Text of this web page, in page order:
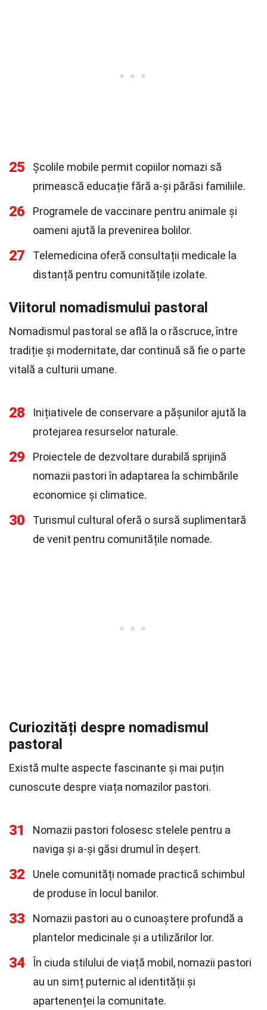
25
Școlile mobile permit copiilor nomazi să
primească educație fără a-și părăsi familiile.
26
Programele de vaccinare pentru animale și
oameni ajută la prevenirea bolilor.
27
Telemedicina oferă consultații medicale la
distanță pentru comunitățile izolate.
Viitorul nomadismului pastoral
Nomadismul pastoral se află la o răscruce, între
tradiție și modernitate, dar continuă să fie o parte
vitală a culturii umane.
28
Inițiativele de conservare a pășunilor ajută la
protejarea resurselor naturale.
29
Proiectele de dezvoltare durabilă sprijină
nomazii pastori în adaptarea la schimbările
economice și climatice.
30
Turismul cultural oferă o sursă suplimentară
de venit pentru comunitățile nomade.
Curiozități despre nomadismul
pastoral
Există multe aspecte fascinante și mai puțin
cunoscute despre viața nomazilor pastori.
31
Nomazii pastori folosesc stelele pentru a
naviga și a-și găsi drumul în deșert.
32
Unele comunități nomade practică schimbul
de produse în locul banilor.
33
Nomazii pastori au o cunoaștere profundă a
plantelor medicinale și a utilizărilor lor.
34
În ciuda stilului de viață mobil, nomazii pastori
au un simț puternic al identității și
apartenenței la comunitate.